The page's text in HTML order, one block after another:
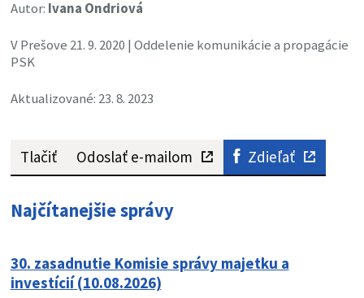
Autor: Ivana Ondriová
V Prešove 21. 9. 2020 | Oddelenie komunikácie a propagácie
PSK
Aktualizované: 23. 8. 2023
Tlačiť Odoslať e-mailom Zdieľať
Najčítanejšie správy
30. zasadnutie Komisie správy majetku a
investícií (10.08.2026)